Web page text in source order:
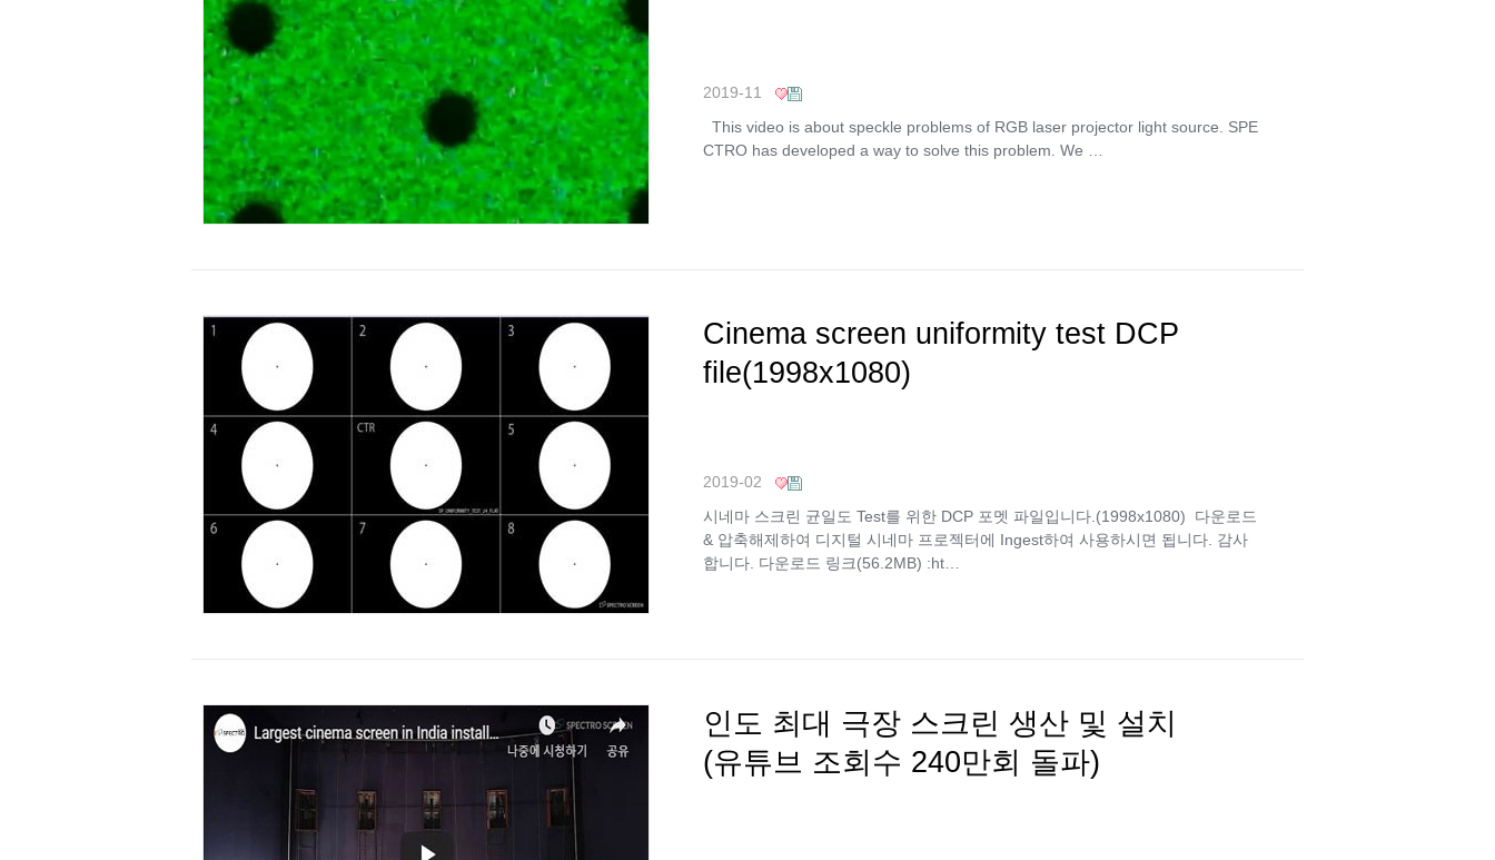
2019-11
This video is about speckle problems of RGB laser projector light source. SPE
CTRO has developed a way to solve this problem. We …
Cinema screen uniformity test DCP
file(1998x1080)
2019-02
시네마 스크린 균일도 Test를 위한 DCP 포멧 파일입니다.(1998x1080) 다운로드
& 압축해제하여 디지털 시네마 프로젝터에 Ingest하여 사용하시면 됩니다. 감사
합니다. 다운로드 링크(56.2MB) :ht…
인도 최대 극장 스크린 생산 및 설치
(유튜브 조회수 240만회 돌파)